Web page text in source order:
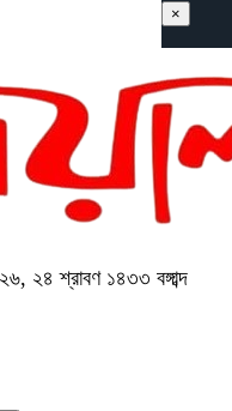
২৪ শ্রাবণ ১৪৩৩ বঙ্গাব্দ
×